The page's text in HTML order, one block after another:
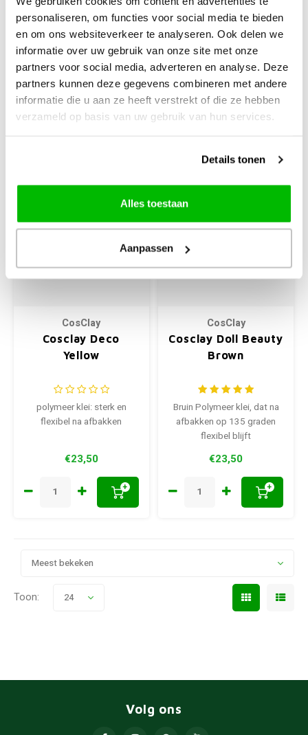
personaliseren, om functies voor social media te bieden
en om ons websiteverkeer te analyseren. Ook delen we
informatie over uw gebruik van onze site met onze
partners voor social media, adverteren en analyse. Deze
partners kunnen deze gegevens combineren met andere
informatie die u aan ze heeft verstrekt of die ze hebben
verzameld op basis van uw gebruik van hun services.
Details tonen
Alles toestaan
Aanpassen
polymeer klei: sterk en
flexibel na afbakken
€23,50
polymeer klei: sterk en
flexibel na afbakken
€23,50
CosClay
Cosclay Deco
Yellow
polymeer klei: sterk en
flexibel na afbakken
€23,50
+
CosClay
Cosclay Doll Beauty
Brown
Bruin Polymeer klei, dat na
afbakken op 135 graden
flexibel blijft
€23,50
+
Meest bekeken
Toon: 24
Volg ons